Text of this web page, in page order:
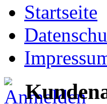
Startseite